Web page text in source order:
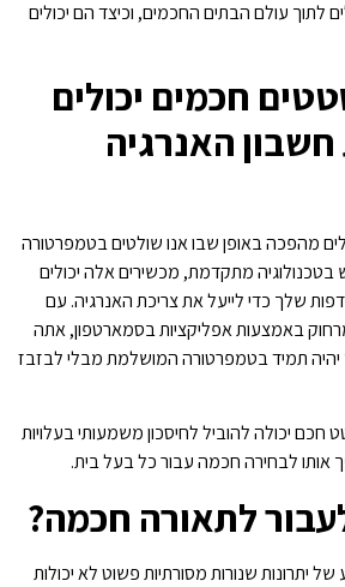
לתוך עולם הבתים החכמים, וכיצד הם יכולים
חכמים יכולים
האנרגיה
מהפכה באופן שבו אנו שולטים בטמפרטורה
בטכנולוגיה מתקדמת, מכשירים אלה יכולים
שלך כדי לייעל את צריכת האנרגיה. עם
באמצעות אפליקציות בסמארטפון, אתה
תמיד בטמפרטורה המושלמת מבלי לבזבז
יכולה להוביל לחיסכון משמעותי בעלויות
אותו לבחירה חכמה עבור כל בעל בית.
לתאורה חכמה?
יתרונות שנורות מסורתיות פשוט לא יכולות